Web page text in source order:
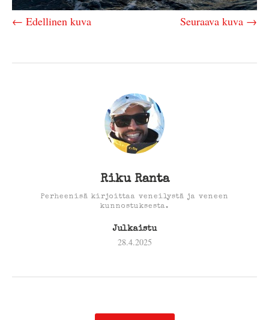
← Edellinen kuva Seuraava kuva →
Riku Ranta
Perheenisä kirjoittaa veneilystä ja veneen
kunnostuksesta.
Julkaistu
28.4.2025